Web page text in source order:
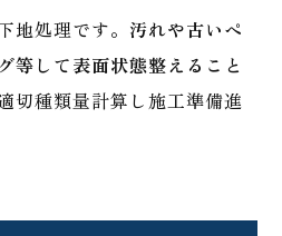
地処理です。 汚れや古いペ
等して表面状態整えること
切種類量計算し施工準備進